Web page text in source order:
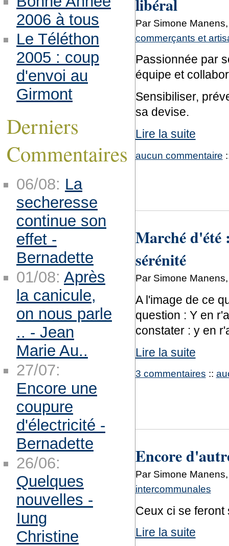
Par Simone
commerçants et
Passionnée par
équipe et
Sensibiliser,
sa devise.
Lire la suite
aucun commentaire
Marché d'été
sérénité
Par Simone
A l'image de ce
question : Y en
constater : y en
Lire la suite
3 commentaires ::
Encore
Par Simone
intercommunales
Ceux ci se feront
Lire la suite
2006 à tous
Le Téléthon
2005 : coup
d'envoi au
Girmont
Derniers
Commentaires
06/08: La
secheresse
continue son
effet -
Bernadette
01/08: Après
la canicule,
on nous parle
.. - Jean
Marie Au..
27/07:
Encore une
coupure
d'électricité -
Bernadette
26/06:
Quelques
nouvelles -
Iung
Christine